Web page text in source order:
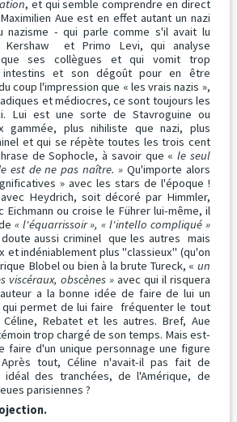
, et qui semble comprendre en direct
Aue est en effet autant un nazi
nazisme - qui parle comme s'il avait lu
Kershaw et Primo Levi, qui analyse
que ses collègues et qui vomit trop
intestins et son dégoût pour en être
coup l'impression que « les vrais nazis »,
et médiocres, ce sont toujours les
Lui est une sorte de Stavroguine ou
gammée, plus nihiliste que nazi, plus
et qui se répète toutes les trois cent
de Sophocle, à savoir que « le seul
est de ne pas naître. » Qu'importe alors
» avec les stars de l'époque !
Heydrich, soit décoré par Himmler,
Eichmann ou croise le Führer lui-même, il
« l'équarrissoir », « l'intello compliqué »
aussi criminel que les autres mais
et indéniablement plus "classieux" (qu'on
Blobel ou bien à la brute Tureck, « un
viscéraux, obscènes » avec qui il risquera
a la bonne idée de faire de lui un
qui permet de lui faire fréquenter le tout
Rebatet et les autres. Bref, Aue
trop chargé de son temps. Mais est-
faire d'un unique personnage une figure
tout, Céline n'avait-il pas fait de
idéal des tranchées, de l'Amérique, de
parisiennes ?